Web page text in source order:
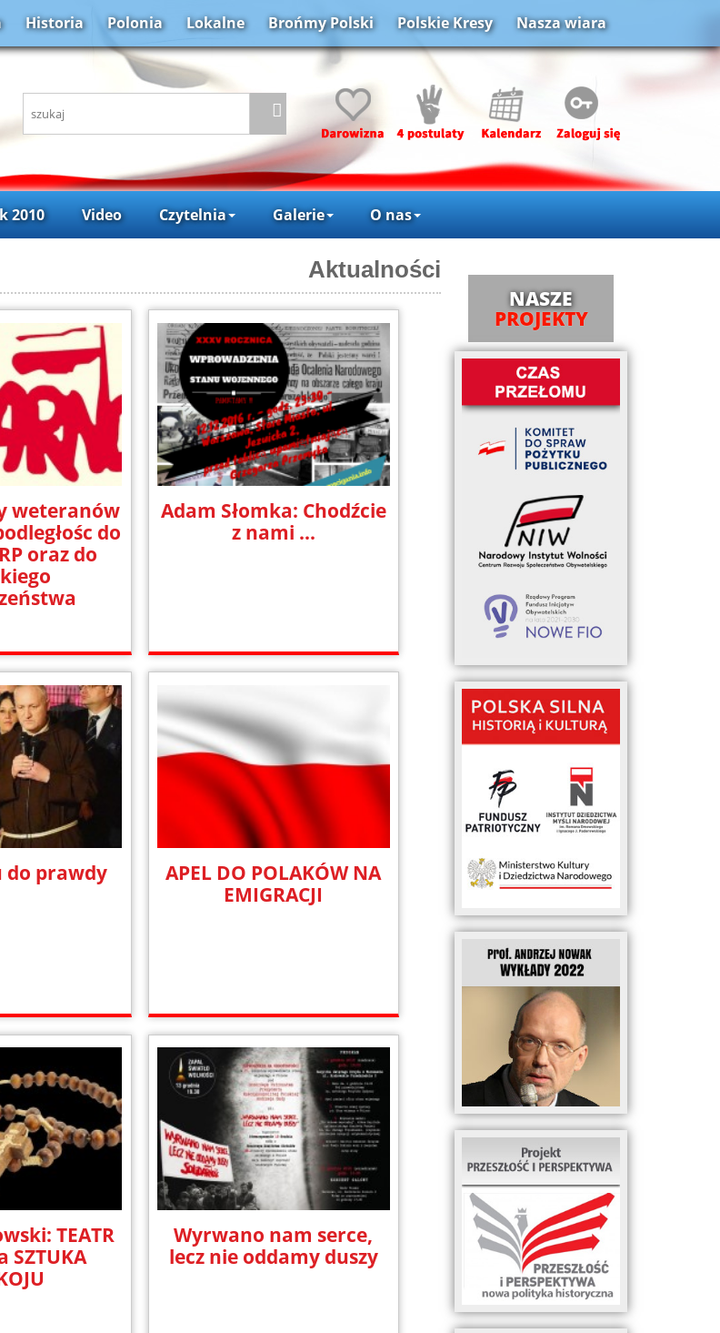
Historia Polonia Lokalne Brońmy Polski Polskie Kresy Nasza wiara
2010 Video Czytelnia Galerie O nas
Aktualności
weteranów
do
oraz do
Adam Słomka: Chodźcie
z nami ...
do prawdy
APEL DO POLAKÓW NA
EMIGRACJI
TEATR
SZTUKA
Wyrwano nam serce,
lecz nie oddamy duszy
NASZE
PROJEKTY